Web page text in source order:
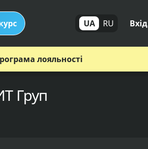
UA RU Вхід
лояльності
Груп